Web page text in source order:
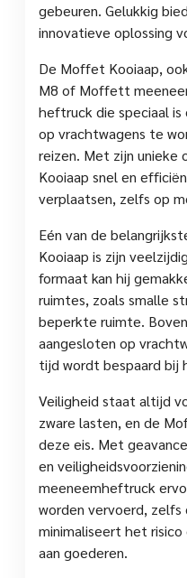
gebeuren. Gelukkig
innovatieve oplossing
De Moffet Kooiaap,
M8 of Moffett
heftruck die speciaal
op vrachtwagens te
reizen. Met zijn
Kooiaap snel en
verplaatsen, zelfs op
Eén van de
Kooiaap is zijn
formaat kan hij
ruimtes, zoals smalle
beperkte ruimte.
aangesloten op
tijd wordt bespaard bij
Veiligheid staat altijd
zware lasten, en de
deze eis. Met
en
meeneemheftruck
worden vervoerd,
minimaliseert het
aan goederen.